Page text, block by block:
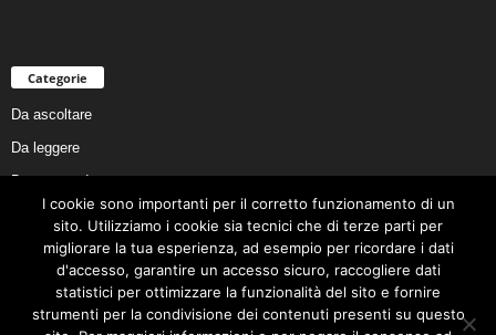
Categorie
Da ascoltare
Da leggere
Da non perdere
Da conoscere
Da preservare
Da vivere
Cookie Policy
I cookie sono importanti per il corretto funzionamento di un
sito. Utilizziamo i cookie sia tecnici che di terze parti per
migliorare la tua esperienza, ad esempio per ricordare i dati
d'accesso, garantire un accesso sicuro, raccogliere dati
statistici per ottimizzare la funzionalità del sito e fornire
strumenti per la condivisione dei contenuti presenti su questo